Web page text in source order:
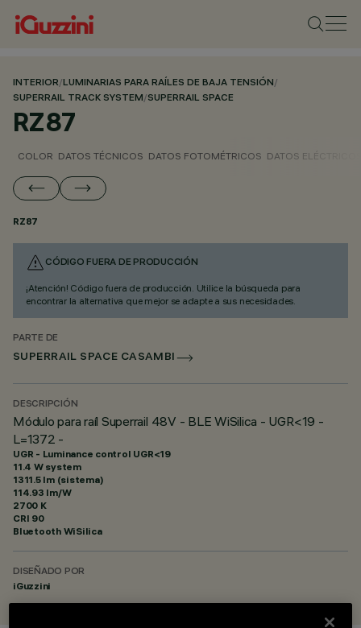
INTERIOR/LUMINARIAS PARA RAÍLES DE BAJA TENSIÓN/
SUPERRAIL TRACK SYSTEM/SUPERRAIL SPACE
RZ87
COLOR DATOS TÉCNICOS DATOS FOTOMÉTRICOS DATOS
RZ87
CÓDIGO FUERA DE PRODUCCIÓN
¡Atención! Código fuera de producción. Utilice la búsqueda para
encontrar la alternativa que mejor se adapte a sus necesidades.
PARTE DE
SUPERRAIL SPACE CASAMBI
DESCRIPCIÓN
Módulo para raíl Superrail 48V - BLE WiSilica - UGR<19 -
L=1372 -
UGR - Luminance control UGR<19
11.4 W system
1311.5 lm (sistema)
114.93 lm/W
2700 K
CRI 90
Bluetooth WiSilica
DISEÑADO POR
iGuzzini